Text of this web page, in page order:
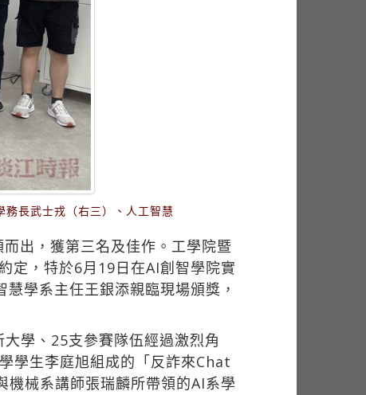
務長武士戎（右三）、人工智慧
出，獲第三名及佳作。工學院暨
定，特於6月19日在AI創智學院實
學系主任王銀添親臨現場頒獎，
學、25支參賽隊伍經過激烈角
學生李庭旭組成的「反詐來Chat
械系講師張瑞麟所帶領的AI系學